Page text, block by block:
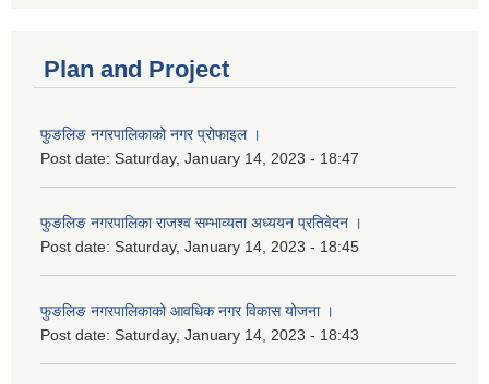
Plan and Project
फुङलिङ नगरपालिकाको नगर प्रोफाइल ।
Post date: Saturday, January 14, 2023 - 18:47
फुङलिङ नगरपालिका राजश्व सम्भाव्यता अध्ययन प्रतिवेदन ।
Post date: Saturday, January 14, 2023 - 18:45
फुङलिङ नगरपालिकाको आवधिक नगर विकास योजना ।
Post date: Saturday, January 14, 2023 - 18:43